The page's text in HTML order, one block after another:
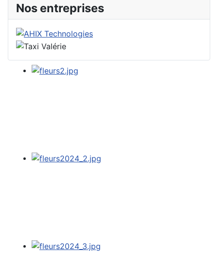
Nos entreprises